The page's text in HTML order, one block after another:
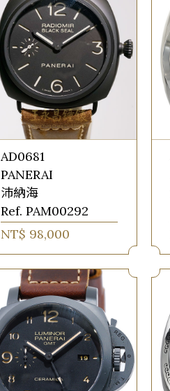
AD0681
PANERAI
沛納海
Ref. PAM00292
NT$ 98,000